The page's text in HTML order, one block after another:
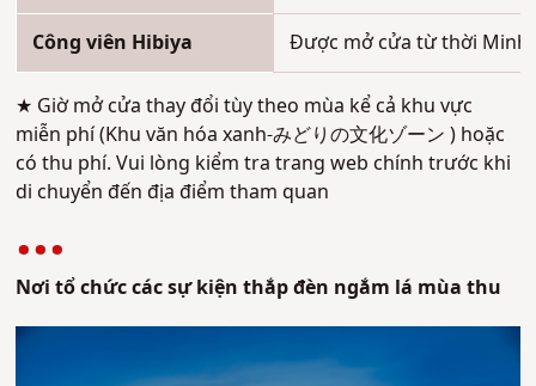
Công viên Hibiya Được mở cửa từ thời Minh
★ Giờ mở cửa thay đổi tùy theo mùa kể cả khu vực
miễn phí (Khu văn hóa xanh-みどりの文化ゾーン ) hoặc
có thu phí. Vui lòng kiểm tra trang web chính trước khi
di chuyển đến địa điểm tham quan
Nơi tổ chức các sự kiện thắp đèn ngắm lá mùa thu